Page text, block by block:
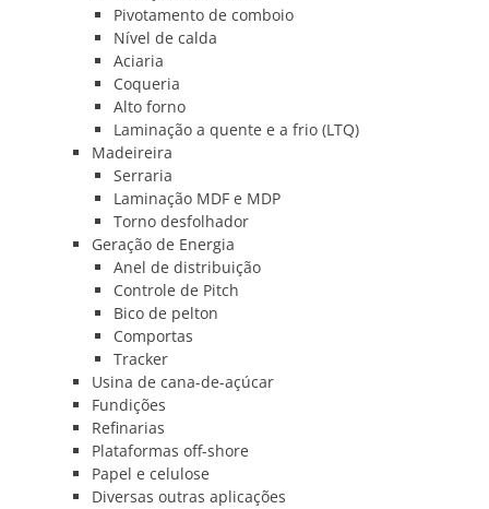
Pivotamento de comboio
Nível de calda
Aciaria
Coqueria
Alto forno
Laminação a quente e a frio (LTQ)
Madeireira
Serraria
Laminação MDF e MDP
Torno desfolhador
Geração de Energia
Anel de distribuição
Controle de Pitch
Bico de pelton
Comportas
Tracker
Usina de cana-de-açúcar
Fundições
Refinarias
Plataformas off-shore
Papel e celulose
Diversas outras aplicações